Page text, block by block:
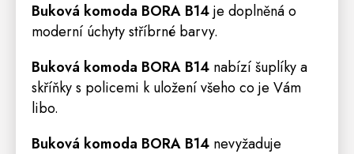
Buková komoda BORA B14je doplněná o
moderní úchyty stříbrné barvy.
Buková komoda BORA B14 nabízí šuplíky a
skříňky s policemi k uložení všeho co je Vám
libo.
Buková komoda BORA B14 nevyžaduje